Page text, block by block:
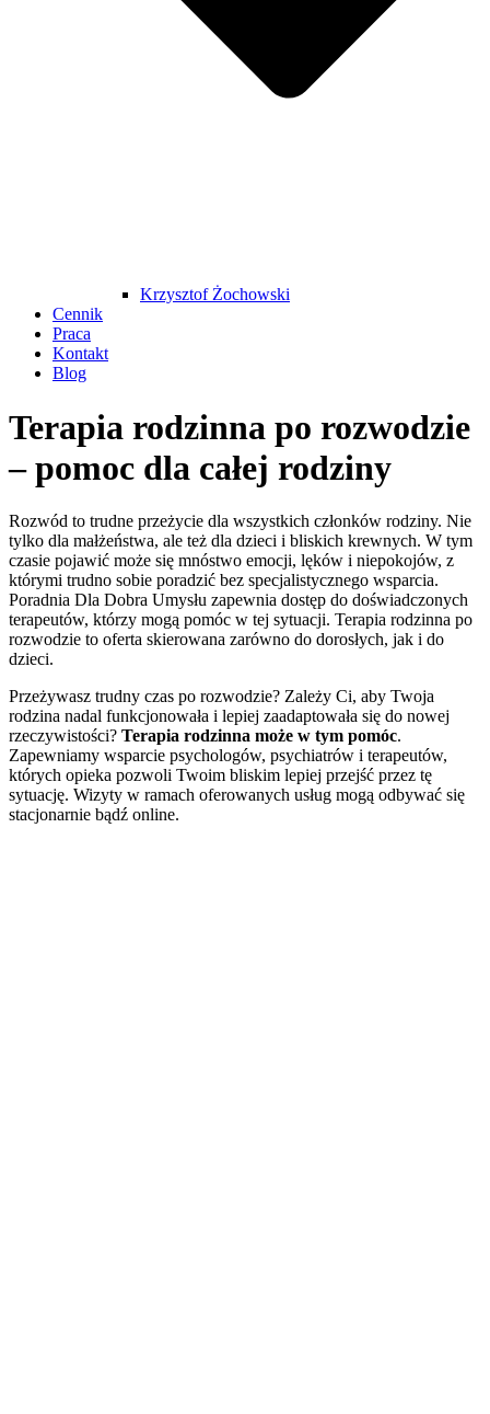
Krzysztof Żochowski
Cennik
Praca
Kontakt
Blog
Terapia rodzinna po rozwodzie
– pomoc dla całej rodziny
Rozwód to trudne przeżycie dla wszystkich członków rodziny. Nie
tylko dla małżeństwa, ale też dla dzieci i bliskich krewnych. W tym
czasie pojawić może się mnóstwo emocji, lęków i niepokojów, z
którymi trudno sobie poradzić bez specjalistycznego wsparcia.
Poradnia Dla Dobra Umysłu zapewnia dostęp do doświadczonych
terapeutów, którzy mogą pomóc w tej sytuacji. Terapia rodzinna po
rozwodzie to oferta skierowana zarówno do dorosłych, jak i do
dzieci.
Przeżywasz trudny czas po rozwodzie? Zależy Ci, aby Twoja
rodzina nadal funkcjonowała i lepiej zaadaptowała się do nowej
rzeczywistości? Terapia rodzinna może w tym pomóc.
Zapewniamy wsparcie psychologów, psychiatrów i terapeutów,
których opieka pozwoli Twoim bliskim lepiej przejść przez tę
sytuację. Wizyty w ramach oferowanych usług mogą odbywać się
stacjonarnie bądź online.